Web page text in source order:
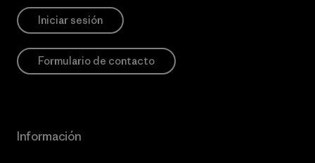
Iniciar sesión
Formulario de contacto
Información